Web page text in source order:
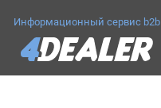
Информационный сервис b2b